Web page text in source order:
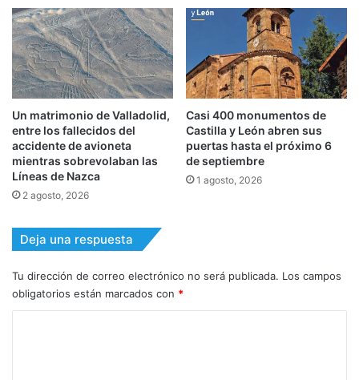
Un matrimonio de Valladolid,
entre los fallecidos del
accidente de avioneta
mientras sobrevolaban las
Líneas de Nazca
2 agosto, 2026
Casi 400 monumentos de
Castilla y León abren sus
puertas hasta el próximo 6
de septiembre
1 agosto, 2026
Deja una respuesta
Tu dirección de correo electrónico no será publicada. Los campos
obligatorios están marcados con *